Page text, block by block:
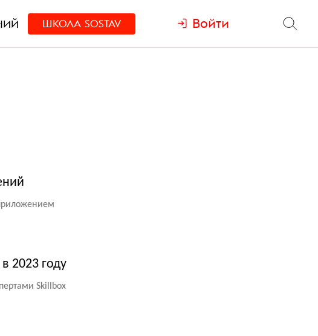
ШКОЛА SOSTAV Войти
2023 году
Skillbox